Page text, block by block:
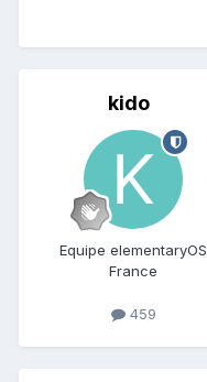
kido
Equipe elementaryOS
France
459